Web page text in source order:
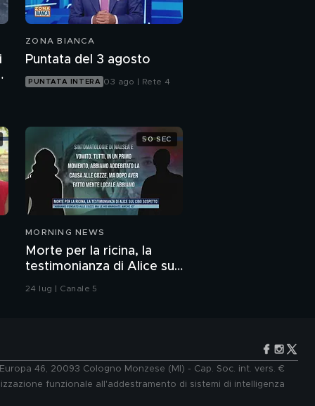
ZONA BIANCA
Puntata del 3 agosto
PUNTATA INTERA 03 ago | Rete 4
MORNING NEWS
Morte per la ricina, la
testimonianza di Alice sul
cibo sospetto
24 lug | Canale 5
50 SEC
46, 20093 Cologno Monzese (MI) - Cap. Soc. int. vers. €
funzionale all'addestramento di sistemi di intelligenza